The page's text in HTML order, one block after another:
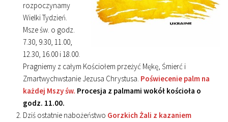
rozpoczynamy
Wielki Tydzień.
Msze św. o godz.
7.30, 9.30, 11.00,
12.30, 16.00 i 18.00.
Pragniemy z całym Kościołem przeżyć Mękę, Śmierć i
Zmartwychwstanie Jezusa Chrystusa. Poświecenie palm na
każdej Mszy św. Procesja z palmami wokół kościoła o
godz. 11.00.
Dziś ostatnie nabożeństwo Gorzkich Żali z kazaniem